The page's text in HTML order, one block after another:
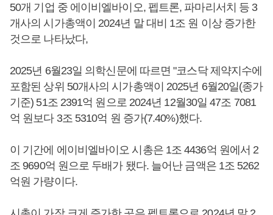
50개 기업 중 에이비엘바이오, 펩트론, 파마리서치 등 3
개사의 시가총액이 2024년 말 대비 1조 원 이상 증가한
것으로 나타났다,
2025년 6월23일 의학신문에 따르면 "코스닥 제약지수에
포함된 상위 50개사의 시가총액이 2025년 6월20일(종가
기준) 51조 2391억 원으로 2024년 12월30일 47조 7081
억 원보다 3조 5310억 원 증가(7.40%)했다.
이 기간에 에이비엘바이오 시총은 1조 4436억 원에서 2
조 9690억 원으로 두배가 됐다. 늘어난 금액은 1조 5262
억원 가량이다.